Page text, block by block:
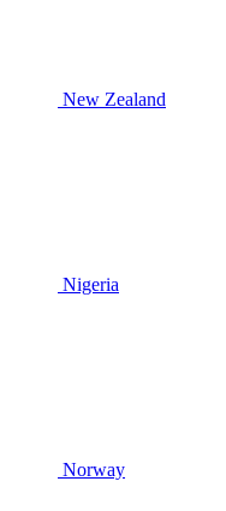
New Zealand
Nigeria
Norway